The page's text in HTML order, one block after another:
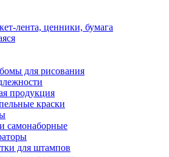
лента, ценники, бумага
для рисования
продукция
краски
самонаборные
для штампов